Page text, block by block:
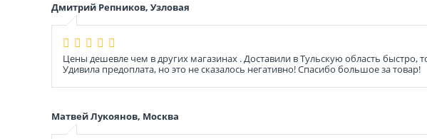
Дмитрий Репников, Узловая
Цены дешевле чем в других магазинах . Доставили в Тульскую область быстро,
Удивила предоплата, но это не сказалось негативно! Спасибо большое за товар!
Матвей Лукоянов, Москва